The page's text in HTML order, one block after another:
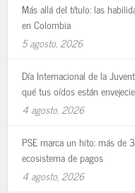
Más allá del título: las
en Colombia
5 agosto, 2026
Día Internacional de la
qué tus oídos están
4 agosto, 2026
PSE marca un hito: más de
ecosistema de pagos
4 agosto, 2026